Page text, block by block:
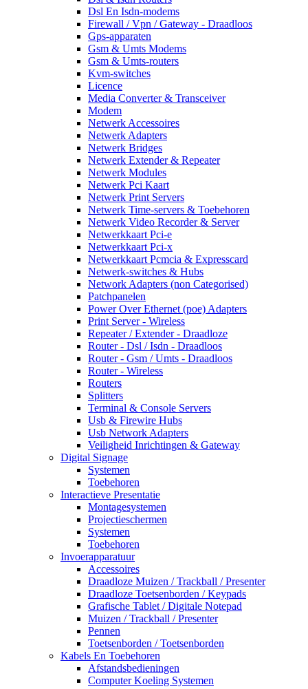
Dsl En Isdn-modems
Firewall / Vpn / Gateway - Draadloos
Gps-apparaten
Gsm & Umts Modems
Gsm & Umts-routers
Kvm-switches
Licence
Media Converter & Transceiver
Modem
Netwerk Accessoires
Netwerk Adapters
Netwerk Bridges
Netwerk Extender & Repeater
Netwerk Modules
Netwerk Pci Kaart
Netwerk Print Servers
Netwerk Time-servers & Toebehoren
Netwerk Video Recorder & Server
Netwerkkaart Pci-e
Netwerkkaart Pci-x
Netwerkkaart Pcmcia & Expresscard
Netwerk-switches & Hubs
Network Adapters (non Categorised)
Patchpanelen
Power Over Ethernet (poe) Adapters
Print Server - Wireless
Repeater / Extender - Draadloze
Router - Dsl / Isdn - Draadloos
Router - Gsm / Umts - Draadloos
Router - Wireless
Routers
Splitters
Terminal & Console Servers
Usb & Firewire Hubs
Usb Network Adapters
Veiligheid Inrichtingen & Gateway
Digital Signage
Systemen
Toebehoren
Interactieve Presentatie
Montagesystemen
Projectieschermen
Systemen
Toebehoren
Invoerapparatuur
Accessoires
Draadloze Muizen / Trackball / Presenter
Draadloze Toetsenborden / Keypads
Grafische Tablet / Digitale Notepad
Muizen / Trackball / Presenter
Pennen
Toetsenborden / Toetsenborden
Kabels En Toebehoren
Afstandsbedieningen
Computer Koeling Systemen